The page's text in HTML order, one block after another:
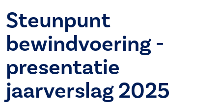
Steunpunt
bewindvoering -
presentatie
jaarverslag 2025